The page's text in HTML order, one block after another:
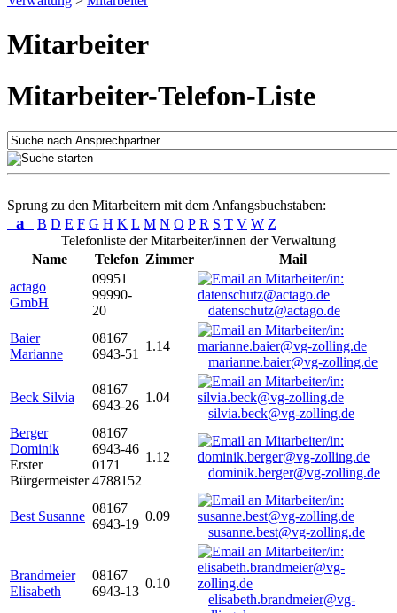
Mitarbeiter
Mitarbeiter-Telefon-Liste
Sprung zu den Mitarbeitern mit dem Anfangsbuchstaben:
a B D E F G H K L M N O P R S T V W Z
Telefonliste der Mitarbeiter/innen der Verwaltung
Name
Telefon Zimmer
Mail
actago
GmbH
09951
99990-
20
datenschutz@actago.de
Baier
Marianne
08167
6943-51
1.14
marianne.baier@vg-zolling.de
Beck Silvia
08167
6943-26
1.04
silvia.beck@vg-zolling.de
Berger
Dominik
Erster
Bürgermeister
08167
6943-46
0171
4788152
1.12
dominik.berger@vg-zolling.de
Best Susanne
08167
6943-19
0.09
susanne.best@vg-zolling.de
Brandmeier
Elisabeth
08167
6943-13
0.10
elisabeth.brandmeier@vg-